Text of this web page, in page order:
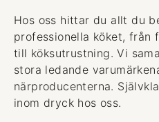
Hos oss hittar du allt du
professionella köket, från
till köksutrustning. Vi
stora ledande
närproducenterna.
inom dryck hos oss.